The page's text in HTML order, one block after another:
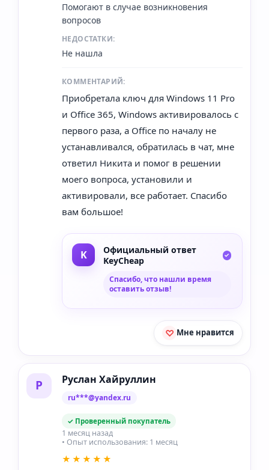
Помогают в случае возникновения
вопросов
НЕДОСТАТКИ:
Не нашла
КОММЕНТАРИЙ:
Приобретала ключ для Windows 11 Pro
и Office 365, Windows активировалось с
первого раза, а Office по началу не
устанавливался, обратилась в чат, мне
ответил Никита и помог в решении
моего вопроса, установили и
активировали, все работает. Спасибо
вам большое!
Официальный ответ
KeyCheap
Спасибо, что нашли время
оставить отзыв!
Мне нравится
Р Руслан Хайруллин
ru***@yandex.ru
✓ Проверенный покупатель
1 месяц назад
• Опыт использования: 1 месяц
★★★★★